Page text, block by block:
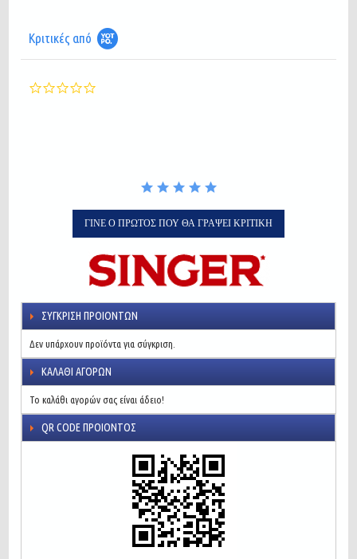
Κριτικές από
ΓΊΝΕ Ο ΠΡΏΤΟΣ ΠΟΥ ΘΑ ΓΡΆΨΕΙ ΚΡΙΤΙΚΉ
ΣΎΓΚΡΙΣΗ ΠΡΟΙΌΝΤΩΝ
Δεν υπάρχουν προϊόντα για σύγκριση.
ΚΑΛΆΘΙ ΑΓΟΡΏΝ
Το καλάθι αγορών σας είναι άδειο!
QR CODE ΠΡΟΙΌΝΤΟΣ